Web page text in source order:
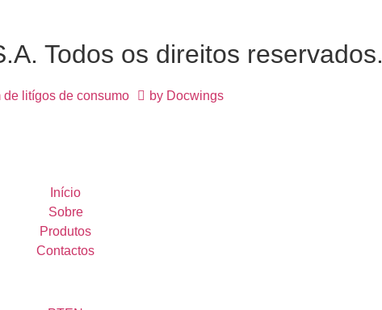
Todos os direitos reservados.
litígos de consumo by Docwings
Início
Sobre
Produtos
Contactos